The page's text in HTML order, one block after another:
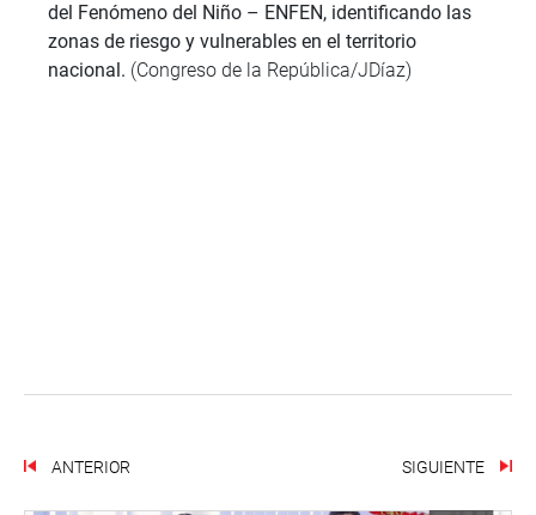
del Fenómeno del Niño – ENFEN, identificando las
zonas de riesgo y vulnerables en el territorio
nacional. (Congreso de la República/JDíaz)
ANTERIOR SIGUIENTE